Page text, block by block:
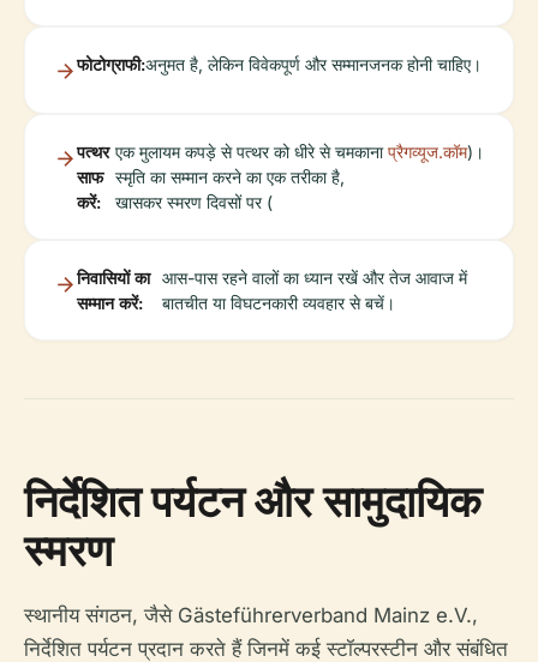
फोटोग्राफी:अनुमत है, लेकिन विवेकपूर्ण और सम्मानजनक होनी चाहिए।
पत्थर
साफ
करें:
एक मुलायम कपड़े से पत्थर को धीरे से चमकाना
स्मृति का सम्मान करने का एक तरीका है,
खासकर स्मरण दिवसों पर (
प्रैगव्यूज.कॉम)।
निवासियों का
सम्मान करें:
आस-पास रहने वालों का ध्यान रखें और तेज आवाज में
बातचीत या विघटनकारी व्यवहार से बचें।
निर्देशित पर्यटन और सामुदायिक
स्मरण
स्थानीय संगठन, जैसे Gästeführerverband Mainz e.V.,
निर्देशित पर्यटन प्रदान करते हैं जिनमें कई स्टॉल्परस्टीन और संबंधित